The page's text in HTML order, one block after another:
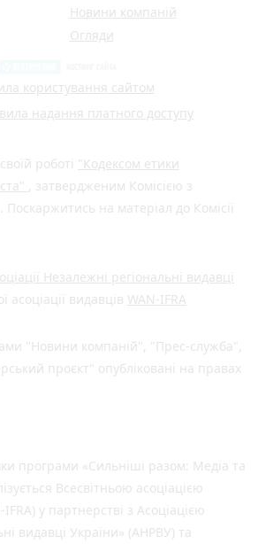
Новини компаній
Огляди
користування сайтом
надання платного доступу
роботі "Кодексом етики
, затвердженим Комісією з
Поскаржитись на матеріал до Комісії
Незалежні регіональні видавці
асоціації видавців WAN-IFRA
"Новини компаній", "Прес-служба",
проєкт" опубліковані на правах
програми «Сильніші разом: Медіа та
Всесвітньою асоціацією
у партнерстві з Асоціацією
видавці України» (АНРВУ) та